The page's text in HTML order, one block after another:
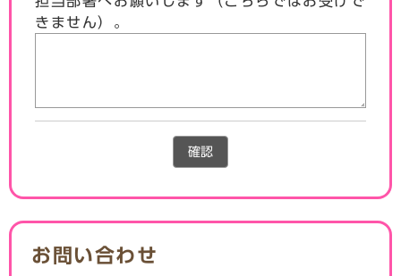
きません）。
確認
お問い合わせ